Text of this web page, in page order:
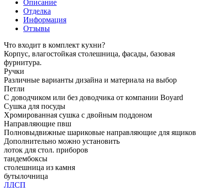
Описание
Отделка
Информация
Отзывы
Что входит в комплект кухни?
Корпус, влагостойкая столешница, фасады, базовая
фурнитура.
Ручки
Различные варианты дизайна и материала на выбор
Петли
С доводчиком или без доводчика от компании Boyard
Сушка для посуды
Хромированная сушка с двойным поддоном
Направляющие пвш
Полновыдвижные шариковые направляющие для ящиков
Дополнительно можно установить
лоток для стол. приборов
тандембоксы
столешница из камня
бутылочница
ЛДСП